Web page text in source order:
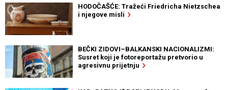
HODOČAŠĆE: Tražeći Friedricha Nietzschea
i njegove misli
BEČKI ZIDOVI–BALKANSKI NACIONALIZMI:
Susret koji je fotoreportažu pretvorio u
agresivnu prijetnju